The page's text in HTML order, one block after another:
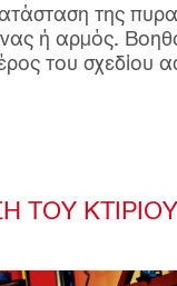
της
ή αρμός.
του σχεδίου
ΤΟΥ ΚΤΙΡΙΟΥ